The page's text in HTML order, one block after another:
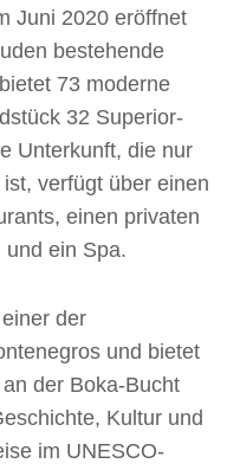
Juni 2020 eröffnet
bestehende
73 moderne
32 Superior-
Unterkunft, die nur
verfügt über einen
einen privaten
und ein Spa.
der
und bietet
der Boka-Bucht
Kultur und
im UNESCO-